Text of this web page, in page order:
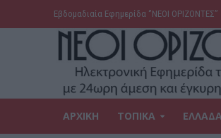
Εβδομαδιαία Εφημερίδα ‘’ΝΕΟΙ ΟΡΙΖΟΝΤΕΣ’’
ΑΡΧΙΚΗ ΤΟΠΙΚΑ